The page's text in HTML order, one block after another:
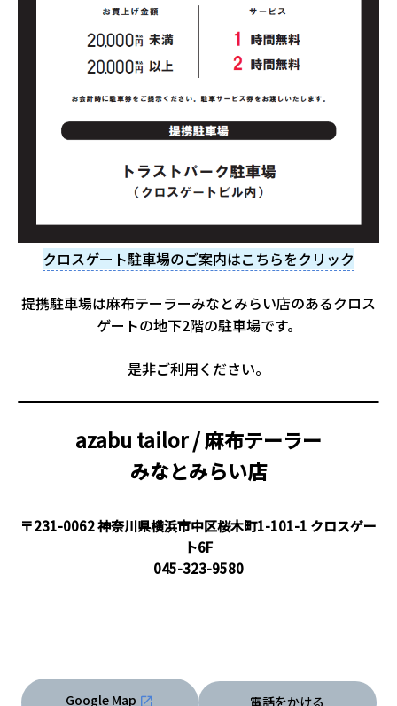
クロスゲート駐車場のご案内はこちらをクリック
提携駐車場は麻布テーラーみなとみらい店のあるクロス
ゲートの地下2階の駐車場です。
是非ご利用ください。
azabu tailor / 麻布テーラー
みなとみらい店
〒231-0062 神奈川県横浜市中区桜木町1-101-1 クロスゲー
ト6F
045-323-9580
Google Map 電話をかける